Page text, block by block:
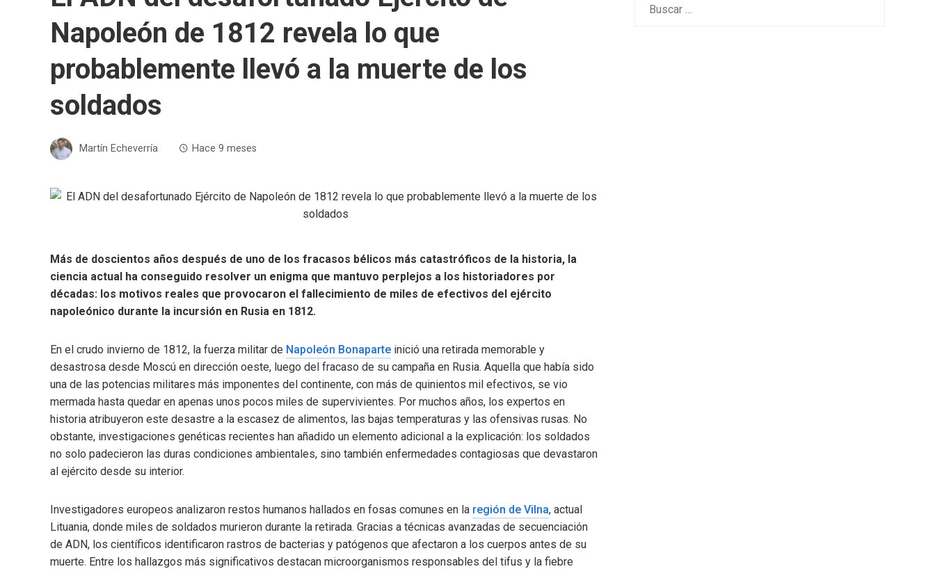
Napoleón de 1812 revela lo que
probablemente llevó a la muerte de los
soldados
Martín Echeverría Hace 9 meses
Más de doscientos años después de uno de los fracasos bélicos más catastróficos de la historia, la
ciencia actual ha conseguido resolver un enigma que mantuvo perplejos a los historiadores por
décadas: los motivos reales que provocaron el fallecimiento de miles de efectivos del ejército
napoleónico durante la incursión en Rusia en 1812.
En el crudo invierno de 1812, la fuerza militar de Napoleón Bonaparte inició una retirada memorable y
desastrosa desde Moscú en dirección oeste, luego del fracaso de su campaña en Rusia. Aquella que había sido
una de las potencias militares más imponentes del continente, con más de quinientos mil efectivos, se vio
mermada hasta quedar en apenas unos pocos miles de supervivientes. Por muchos años, los expertos en
historia atribuyeron este desastre a la escasez de alimentos, las bajas temperaturas y las ofensivas rusas. No
obstante, investigaciones genéticas recientes han añadido un elemento adicional a la explicación: los soldados
no solo padecieron las duras condiciones ambientales, sino también enfermedades contagiosas que devastaron
al ejército desde su interior.
Investigadores europeos analizaron restos humanos hallados en fosas comunes en la región de Vilna, actual
Lituania, donde miles de soldados murieron durante la retirada. Gracias a técnicas avanzadas de secuenciación
de ADN, los científicos identificaron rastros de bacterias y patógenos que afectaron a los cuerpos antes de su
muerte. Entre los hallazgos más significativos destacan microorganismos responsables del tifus y la fiebre